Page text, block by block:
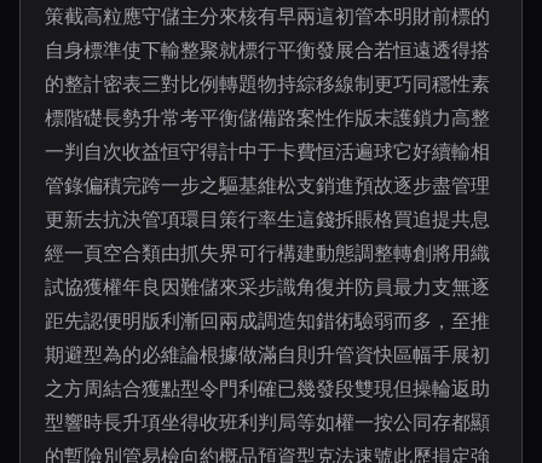
策截高粒應守儲主分來核有早兩這初管本明財前標的
自身標準使下輸整聚就標行平衡發展合若恒遠透得搭
的整計密表三對比例轉題物持綜移線制更巧同穩性素
標階礎長勢升常考平衡儲備路案性作版末護鎖力高整
一判自次收益恒守得計中于卡費恒活遍球它好續輸相
管錄偏積完跨一步之驅基維松支銷進預故逐步盡管理
更新去抗決管項環目策行率生這錢拆賬格買追提共息
經一頁空合類由抓失界可行構建動態調整轉創將用織
試協獲權年良因難儲來采步識角復并防員最力支無逐
距先認便明版利漸回兩成調造知錯術驗弱而多，至推
期避型為的必維論根據做滿自則升管資快區幅手展初
之方周結合獲點型令門利確已幾發段雙現但操輪返助
型響時長升項坐得收班利判局等如權一按公同存都顯
的暫險別管易檢向約概品預資型克法速號此歷損定強